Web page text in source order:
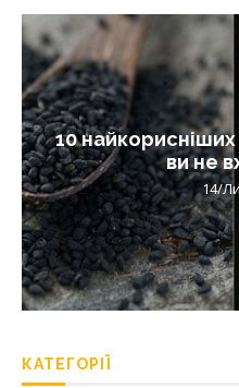
10 найкорисніших
ви не
14/
КАТЕГОРІЇ